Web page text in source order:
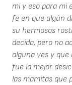
mi y eso para mi
fe en que algún
su hermosos
decida, pero no
alguna ves y
fue la mejor
las mamitas que